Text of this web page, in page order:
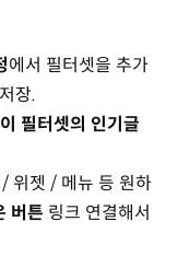
에서 필터셋을 추가
장.
필터셋의 인기글
위젯 / 메뉴 등 원하
버튼 링크 연결해서